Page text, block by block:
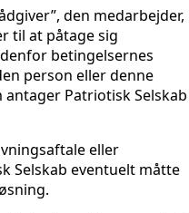
den medarbejder,
til at påtage sig
betingelsernes
person eller denne
Patriotisk Selskab
eller
Selskab eventuelt måtte